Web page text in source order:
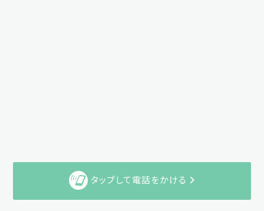
タップして電話をかける